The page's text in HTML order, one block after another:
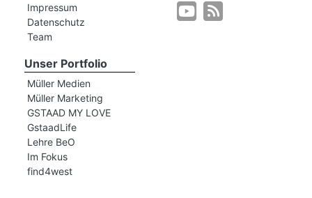
Impressum
Datenschutz
Team
Unser Portfolio
Müller Medien
Müller Marketing
GSTAAD MY LOVE
GstaadLife
Lehre BeO
Im Fokus
find4west